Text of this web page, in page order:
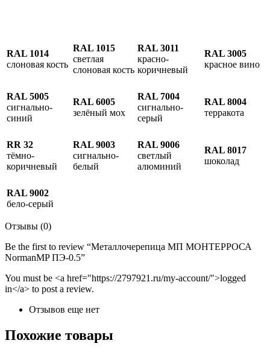
RAL 1014
слоновая кость
RAL 1015
светлая
слоновая кость
RAL 3011
красно-
коричневый
RAL 3005
красное вино
RAL 5005
сигнально-
синий
RAL 6005
зелёный мох
RAL 7004
сигнально-
серый
RAL 8004
терракота
RR 32
тёмно-
коричневый
RAL 9003
сигнально-
белый
RAL 9006
светлый
алюминий
RAL 8017
шоколад
RAL 9002
бело-серый
Отзывы (0)
Be the first to review “Металлочерепица МП МОНТЕРРОСА
NormanMP ПЭ-0.5”
You must be <a href="https://2797921.ru/my-account/">logged
in</a> to post a review.
Отзывов еще нет
Похожие товары